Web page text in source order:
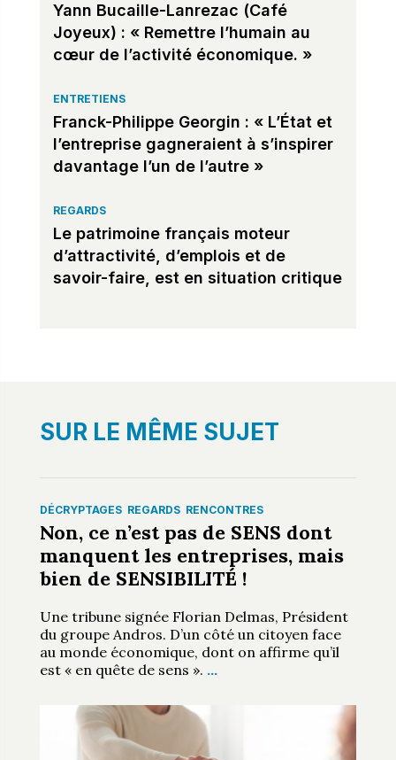
Yann Bucaille-Lanrezac (Café
Joyeux) : « Remettre l’humain au
cœur de l’activité économique. »
ENTRETIENS
Franck-Philippe Georgin : « L’État et
l’entreprise gagneraient à s’inspirer
davantage l’un de l’autre »
REGARDS
Le patrimoine français moteur
d’attractivité, d’emplois et de
savoir-faire, est en situation critique
SUR LE MÊME SUJET
DÉCRYPTAGES REGARDS RENCONTRES
Non, ce n’est pas de SENS dont
manquent les entreprises, mais
bien de SENSIBILITÉ !
Une tribune signée Florian Delmas, Président
du groupe Andros. D’un côté un citoyen face
au monde économique, dont on affirme qu’il
est « en quête de sens ». …